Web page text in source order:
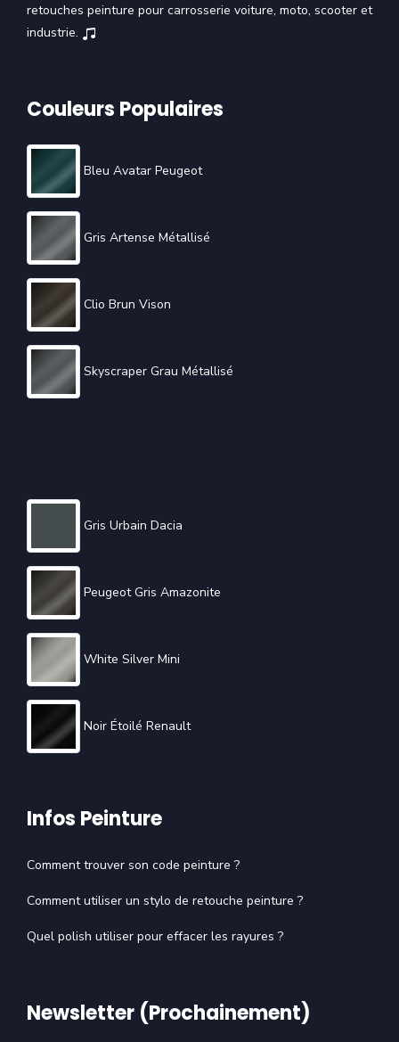
retouches peinture pour carrosserie voiture, moto, scooter et
industrie.
Couleurs Populaires
Bleu Avatar Peugeot
Gris Artense Métallisé
Clio Brun Vison
Skyscraper Grau Métallisé
Gris Urbain Dacia
Peugeot Gris Amazonite
White Silver Mini
Noir Étoilé Renault
Infos Peinture
Comment trouver son code peinture ?
Comment utiliser un stylo de retouche peinture ?
Quel polish utiliser pour effacer les rayures ?
Newsletter (Prochainement)